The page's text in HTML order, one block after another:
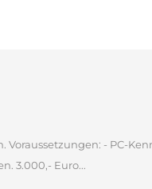
- PC-
3.000,- Euro...